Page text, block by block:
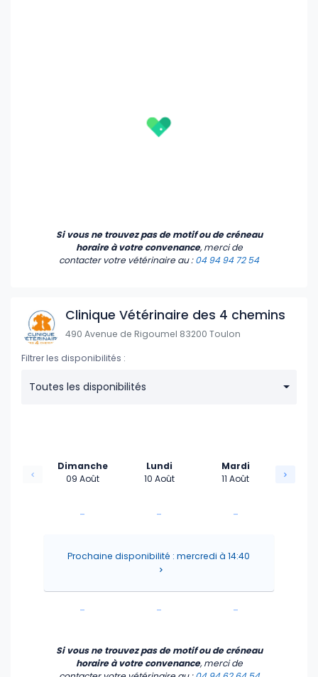
Si vous ne trouvez pas de motif ou de créneau
horaire à votre convenance, merci de
contacter votre vétérinaire au :04 94 94 72 54
Clinique Vétérinaire des 4 chemins
490 Avenue de Rigoumel 83200 Toulon
Filtrer les disponibilités :
Toutes les disponibilités
Dimanche
09 Août
-
-
Lundi
10 Août
-
-
Mardi
11 Août
-
-
Prochaine disponibilité : mercredi à 14:40
Si vous ne trouvez pas de motif ou de créneau
horaire à votre convenance, merci de